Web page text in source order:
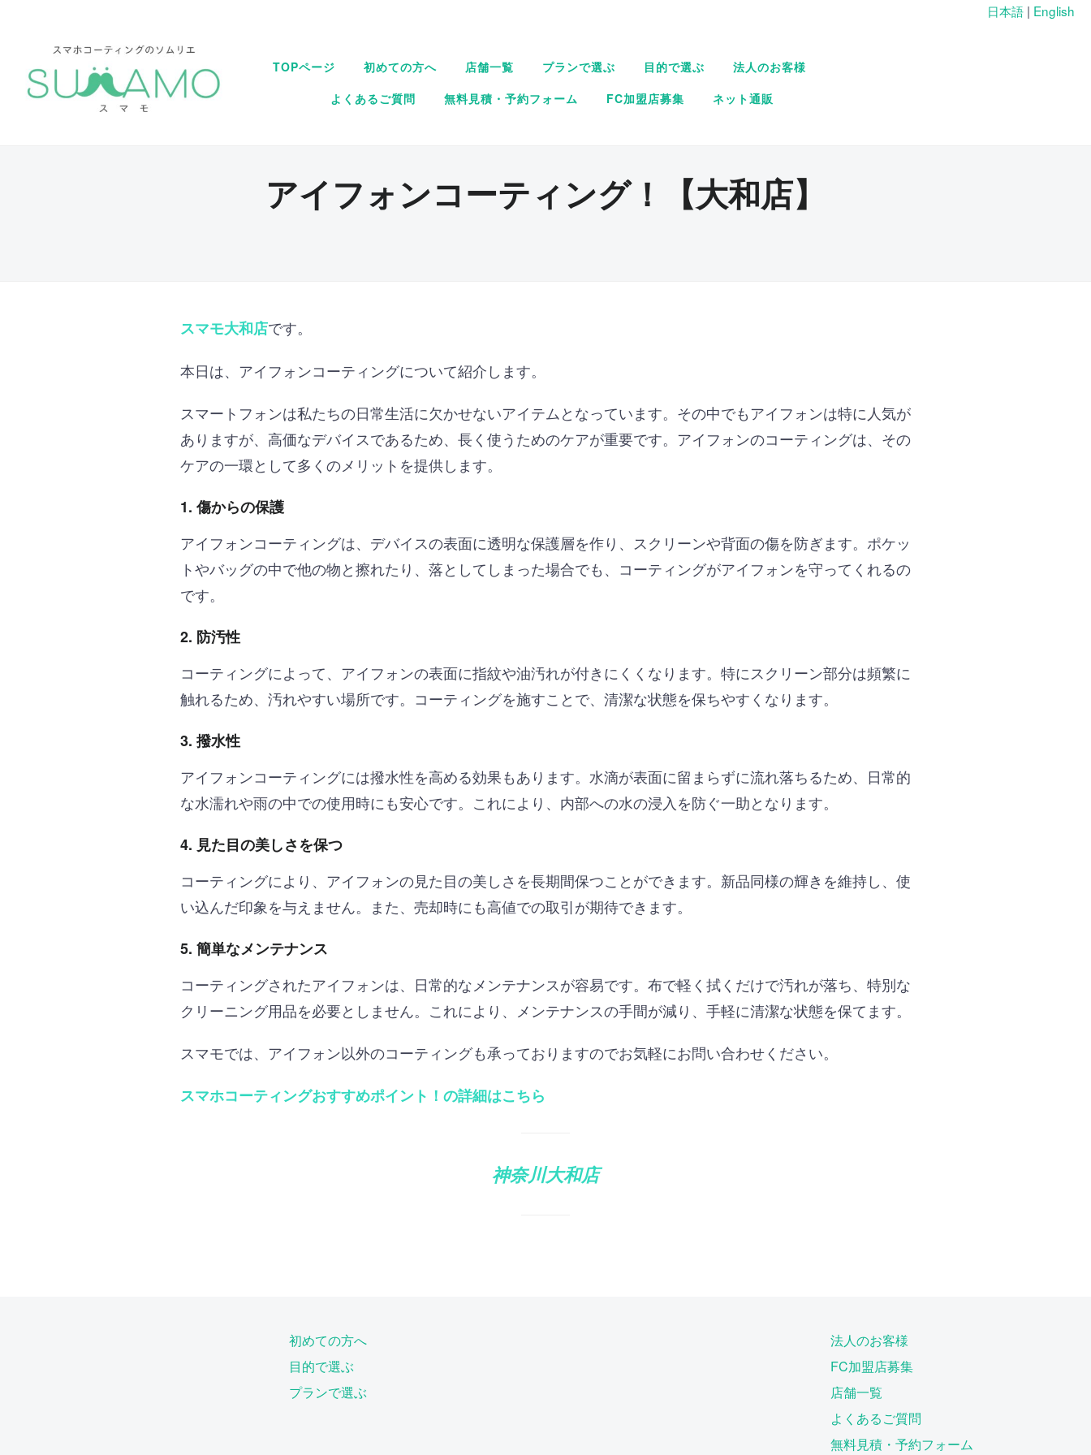
日本語 | English
TOPページ 初めての方へ 店舗一覧 プランで選ぶ 目的で選ぶ
法人のお客様
よくあるご質問
無料見積・予約フォーム FC加盟店募集 ネット通販
アイフォンコーティング！【大和店】
スマモ大和店です。
本日は、アイフォンコーティングについて紹介します。
スマートフォンは私たちの日常生活に欠かせないアイテムとなっています。その中でもアイフォンは特に人気が
ありますが、高価なデバイスであるため、長く使うためのケアが重要です。アイフォンのコーティングは、その
ケアの一環として多くのメリットを提供します。
1. 傷からの保護
アイフォンコーティングは、デバイスの表面に透明な保護層を作り、スクリーンや背面の傷を防ぎます。ポケッ
トやバッグの中で他の物と擦れたり、落としてしまった場合でも、コーティングがアイフォンを守ってくれるの
です。
2. 防汚性
コーティングによって、アイフォンの表面に指紋や油汚れが付きにくくなります。特にスクリーン部分は頻繁に
触れるため、汚れやすい場所です。コーティングを施すことで、清潔な状態を保ちやすくなります。
3. 撥水性
アイフォンコーティングには撥水性を高める効果もあります。水滴が表面に留まらずに流れ落ちるため、日常的
な水濡れや雨の中での使用時にも安心です。これにより、内部への水の浸入を防ぐ一助となります。
4. 見た目の美しさを保つ
コーティングにより、アイフォンの見た目の美しさを長期間保つことができます。新品同様の輝きを維持し、使
い込んだ印象を与えません。また、売却時にも高値での取引が期待できます。
5. 簡単なメンテナンス
コーティングされたアイフォンは、日常的なメンテナンスが容易です。布で軽く拭くだけで汚れが落ち、特別な
クリーニング用品を必要としません。これにより、メンテナンスの手間が減り、手軽に清潔な状態を保てます。
スマモでは、アイフォン以外のコーティングも承っておりますのでお気軽にお問い合わせください。
スマホコーティングおすすめポイント！の詳細はこちら
神奈川大和店
初めての方へ
目的で選ぶ
プランで選ぶ
法人のお客様
FC加盟店募集
店舗一覧
よくあるご質問
無料見積・予約フォーム